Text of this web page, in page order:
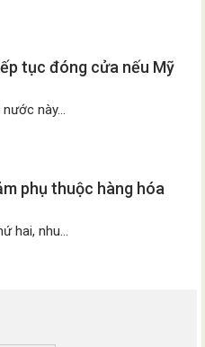
tục đóng cửa nếu Mỹ
này...
phụ thuộc hàng hóa
hai, nhu...